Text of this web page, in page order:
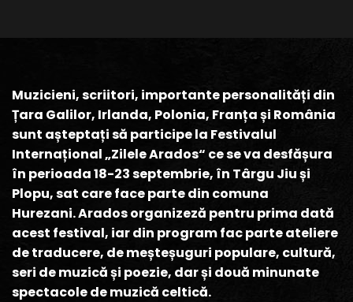
Muzicieni, scriitori, importante personalități din
Țara Galilor, Irlanda, Polonia, Franța și România
sunt așteptați să participe la Festivalul
Internațional „Zilele Arados“ ce se va desfășura
în perioada 18-23 septembrie, în Târgu Jiu și
Plopu, sat care face parte din comuna
Hurezani. Arados organizeză pentru prima dată
acest festival, iar din program fac parte ateliere
de traducere, de meșteșuguri populare, cultură,
seri de muzică și poezie, dar și două minunate
spectacole de muzică celtică.